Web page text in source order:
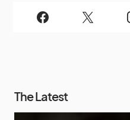
The Latest